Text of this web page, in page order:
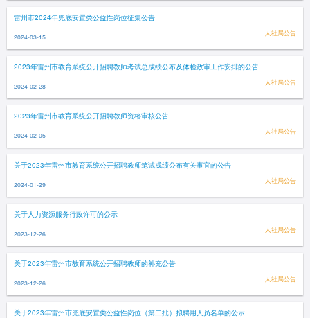
雷州市2024年兜底安置类公益性岗位征集公告
2024-03-15 人社局公告
2023年雷州市教育系统公开招聘教师考试总成绩公布及体检政审工作安排的公告
2024-02-28 人社局公告
2023年雷州市教育系统公开招聘教师资格审核公告
2024-02-05 人社局公告
关于2023年雷州市教育系统公开招聘教师笔试成绩公布有关事宜的公告
2024-01-29 人社局公告
关于人力资源服务行政许可的公示
2023-12-26 人社局公告
关于2023年雷州市教育系统公开招聘教师的补充公告
2023-12-26 人社局公告
关于2023年雷州市兜底安置类公益性岗位（第二批）拟聘用人员名单的公示